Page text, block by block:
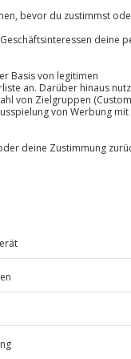
oder ein
des
in die richtige
und Outfit
DEAL
Besondere
Personen
Auswahl aus ca. 290